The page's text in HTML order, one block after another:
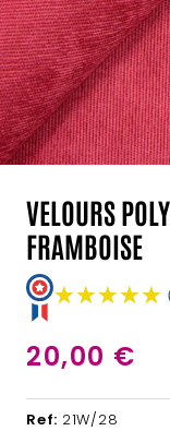
VELOURS
FRAMBOISE
★★★★★
★★★★★
20,00 €
Ref: 21W/28